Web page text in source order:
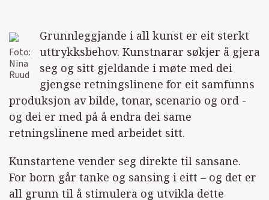
Foto:
Nina
Ruud
Grunnleggjande i all kunst er eit sterkt
uttrykksbehov. Kunstnarar søkjer å gjera
seg og sitt gjeldande i møte med dei
gjengse retningslinene for eit samfunns
produksjon av bilde, tonar, scenario og ord -
og dei er med på å endra dei same
retningslinene med arbeidet sitt.
Kunstartene vender seg direkte til sansane.
For born går tanke og sansing i eitt – og det er
all grunn til å stimulera og utvikla dette